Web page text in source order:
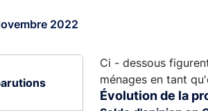
2022
Ci - dessous
ménages en tant
Évolution de la